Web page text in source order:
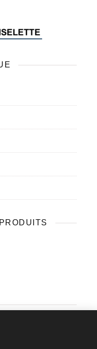
Interactive ©.